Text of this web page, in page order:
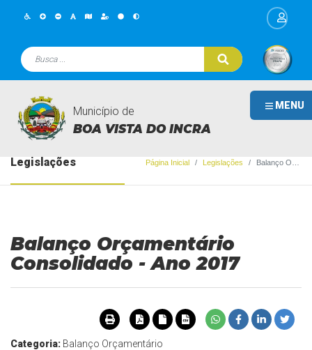
MENU
Município de
BOA VISTA DO INCRA
Legislações Página Inicial Legislações Balanço Orçamentário Consolidado - Ano 2017
Balanço Orçamentário
Consolidado - Ano 2017
Categoria: Balanço Orçamentário